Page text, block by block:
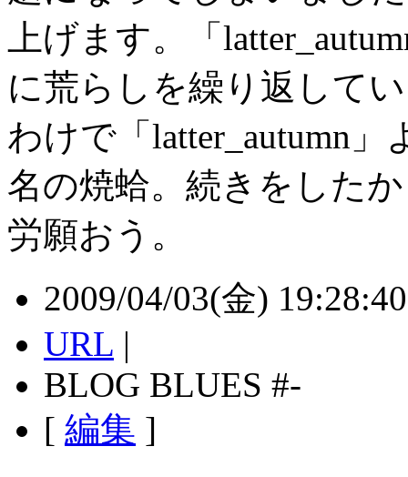
上げます。「
に荒らしを繰り返して
わけで「latter_autumn
名の焼蛤。続きをした
労願おう。
2009/04/03(金)
URL |
BLOG BLUES #-
[ 編集 ]